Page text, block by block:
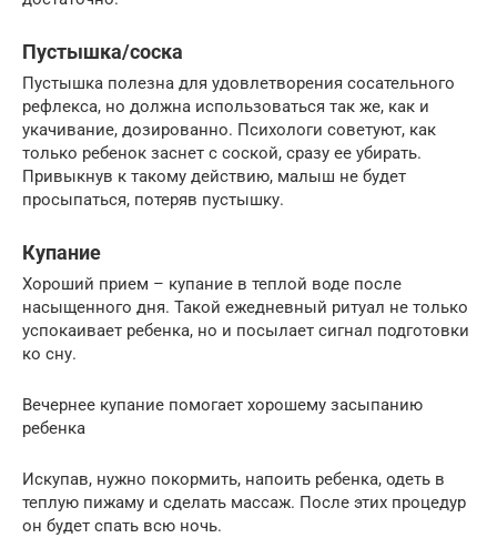
Пустышка/соска
Пустышка полезна для удовлетворения сосательного
рефлекса, но должна использоваться так же, как и
укачивание, дозированно. Психологи советуют, как
только ребенок заснет с соской, сразу ее убирать.
Привыкнув к такому действию, малыш не будет
просыпаться, потеряв пустышку.
Купание
Хороший прием – купание в теплой воде после
насыщенного дня. Такой ежедневный ритуал не только
успокаивает ребенка, но и посылает сигнал подготовки
ко сну.
Вечернее купание помогает хорошему засыпанию
ребенка
Искупав, нужно покормить, напоить ребенка, одеть в
теплую пижаму и сделать массаж. После этих процедур
он будет спать всю ночь.